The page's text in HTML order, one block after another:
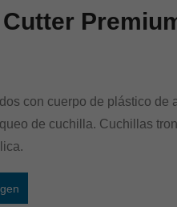
con cuerpo de plástico de
de cuchilla. Cuchillas